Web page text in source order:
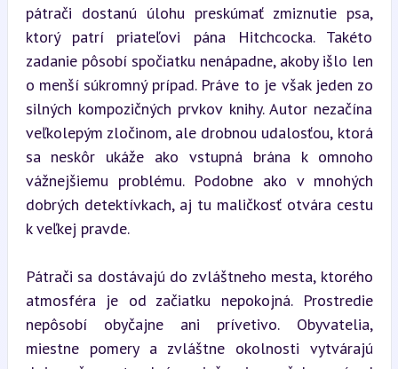
pátrači dostanú úlohu preskúmať zmiznutie psa,
ktorý patrí priateľovi pána Hitchcocka. Takéto
zadanie pôsobí spočiatku nenápadne, akoby išlo len
o menší súkromný prípad. Práve to je však jeden zo
silných kompozičných prvkov knihy. Autor nezačína
veľkolepým zločinom, ale drobnou udalosťou, ktorá
sa neskôr ukáže ako vstupná brána k omnoho
vážnejšiemu problému. Podobne ako v mnohých
dobrých detektívkach, aj tu maličkosť otvára cestu
k veľkej pravde.
Pátrači sa dostávajú do zvláštneho mesta, ktorého
atmosféra je od začiatku nepokojná. Prostredie
nepôsobí obyčajne ani prívetivo. Obyvatelia,
miestne pomery a zvláštne okolnosti vytvárajú